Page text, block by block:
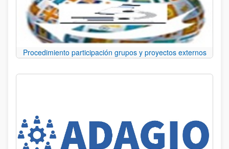
Procedimiento participación grupos y proyectos externos